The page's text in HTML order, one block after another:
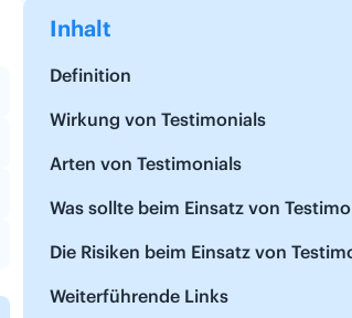
Inhalt
Definition
Wirkung von Testimonials
Arten von Testimonials
Was sollte beim Einsatz von
Die Risiken beim Einsatz von
Weiterführende Links